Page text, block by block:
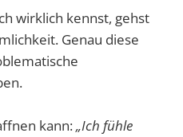
wirklich kennst, gehst
Genau diese
kann:„Ich fühle